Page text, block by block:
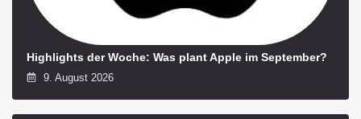
Highlights der Woche: Was plant Apple im September?
9. August 2026